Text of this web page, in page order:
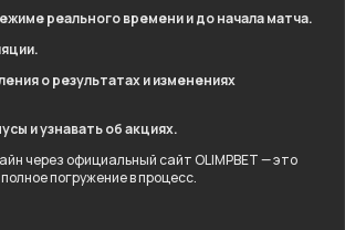
реального времени и до начала матча.
о результатах и изменениях
и узнавать об акциях.
через официальный сайт OLIMPBET — это
погружение в процесс.